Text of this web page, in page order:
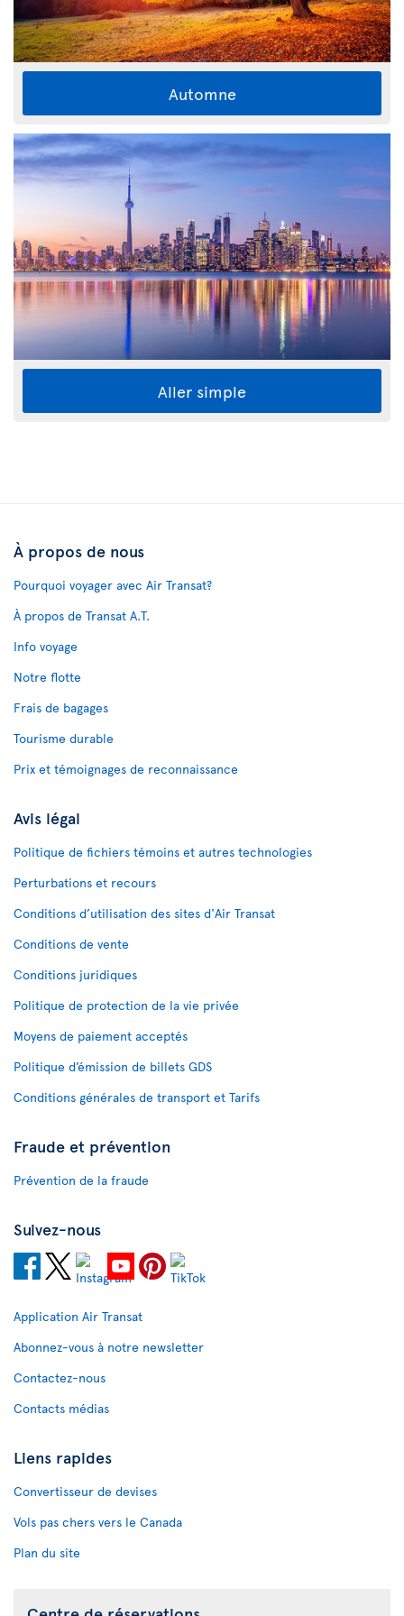
Automne
Aller simple
À propos de nous
Pourquoi voyager avec Air Transat?
À propos de Transat A.T.
Info voyage
Notre flotte
Frais de bagages
Tourisme durable
Prix et témoignages de reconnaissance
Avis légal
Politique de fichiers témoins et autres technologies
Perturbations et recours
Conditions d’utilisation des sites d'Air Transat
Conditions de vente
Conditions juridiques
Politique de protection de la vie privée
Moyens de paiement acceptés
Politique d’émission de billets GDS
Conditions générales de transport et Tarifs
Fraude et prévention
Prévention de la fraude
Suivez-nous
Application Air Transat
Abonnez-vous à notre newsletter
Contactez-nous
Contacts médias
Liens rapides
Convertisseur de devises
Vols pas chers vers le Canada
Plan du site